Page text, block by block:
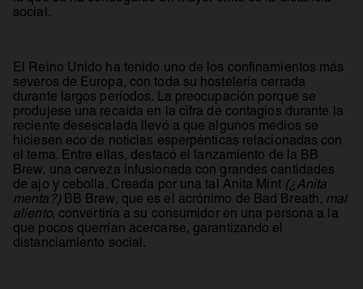
social.
El Reino Unido ha tenido uno de los confinamientos más
severos de Europa, con toda su hostelería cerrada
durante largos períodos. La preocupación porque se
produjese una recaída en la cifra de contagios durante la
reciente desescalada llevó a que algunos medios se
hiciesen eco de noticias esperpénticas relacionadas con
el tema. Entre ellas, destacó el lanzamiento de la BB
Brew, una cerveza infusionada con grandes cantidades
de ajo y cebolla. Creada por una tal Anita Mint (¿Anita
menta?)BB Brew, que es el acrónimo de Bad Breath, mal
aliento, convertiría a su consumidor en una persona a la
que pocos querrían acercarse, garantizando el
distanciamiento social.